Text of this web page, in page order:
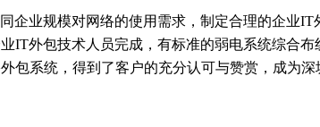
企业规模对网络的使用需求，制定合理的企业
IT外包技术人员完成，有标准的弱电系统综合布
包系统，得到了客户的充分认可与赞赏，成为